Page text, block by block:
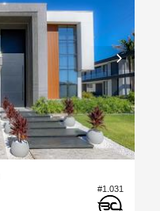
#1.031